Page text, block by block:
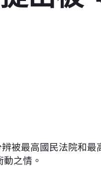
被最高國民法院和最
動之情。